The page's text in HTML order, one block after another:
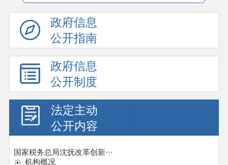
政府信息
公开指南
政府信息
公开制度
法定主动
公开内容